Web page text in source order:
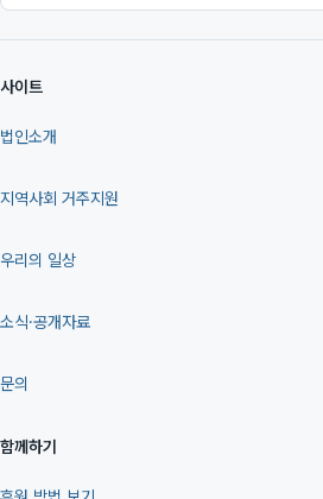
사이트
법인소개
지역사회 거주지원
우리의 일상
소식·공개자료
문의
함께하기